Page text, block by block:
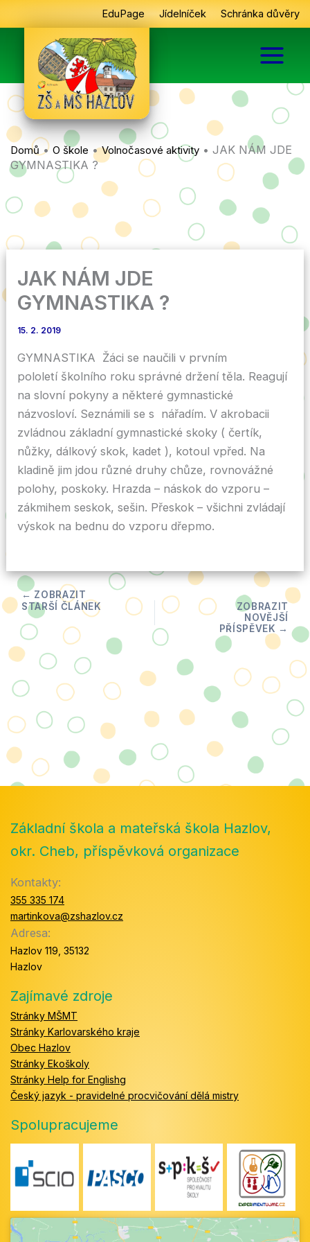
na
EduPage Jídelníček Schránka důvěry
Domů • O škole •Volnočasové aktivity • JAK NÁM JDE
GYMNASTIKA ?
JAK NÁM JDE
GYMNASTIKA ?
15. 2. 2019
GYMNASTIKA Žáci se naučili v prvním
pololetí školního roku správné držení těla. Reagují
na slovní pokyny a některé gymnastické
názvosloví. Seznámili se s nářadím. V akrobacii
zvládnou základní gymnastické skoky ( čertík,
nůžky, dálkový skok, kadet ), kotoul vpřed. Na
kladině jim jdou různé druhy chůze, rovnovážné
polohy, poskoky. Hrazda – náskok do vzporu –
zákmihem seskok, sešin. Přeskok – všichni zvládají
výskok na bednu do vzporu dřepmo.
Základní škola a mateřská škola Hazlov,
okr. Cheb, příspěvková organizace
Kontakty:
355 335 174
martinkova@zshazlov.cz
Adresa:
Hazlov 119, 35132
Hazlov
Zajímavé zdroje
Stránky MŠMT
Stránky Karlovarského kraje
Obec Hazlov
Stránky Ekoškoly
Stránky Help for Englishg
Český jazyk - pravidelné procvičování dělá mistry
Spolupracujeme